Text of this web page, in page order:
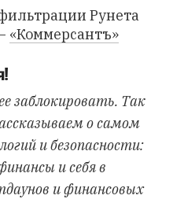
Рунета
«Коммерсантъ»
заблокировать. Так
о самом
и безопасности:
и себя в
и финансовых